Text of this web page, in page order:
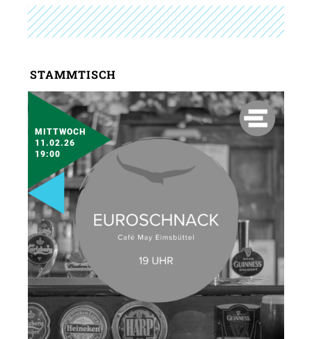
STAMMTISCH
MITTWOCH
11.02.26
19:00